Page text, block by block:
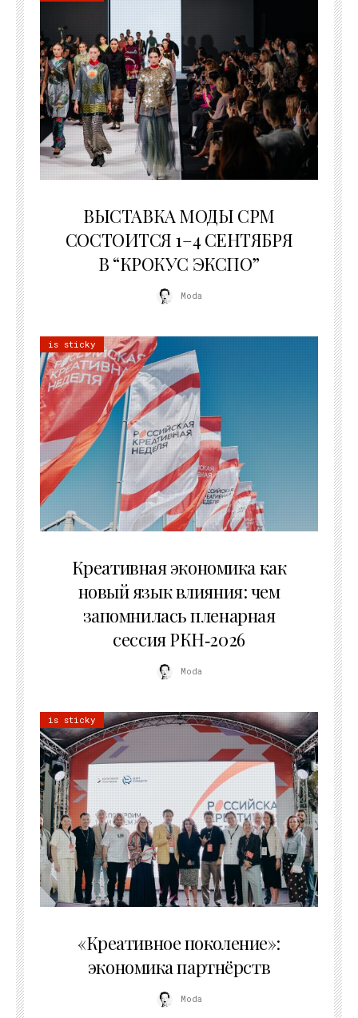
ВЫСТАВКА МОДЫ CPM
СОСТОИТСЯ 1–4 СЕНТЯБРЯ
В “КРОКУС ЭКСПО”
Moda
is sticky
Креативная экономика как
новый язык влияния: чем
запомнилась пленарная
сессия РКН‑2026
Moda
is sticky
«Креативное поколение»:
экономика партнёрств
Moda